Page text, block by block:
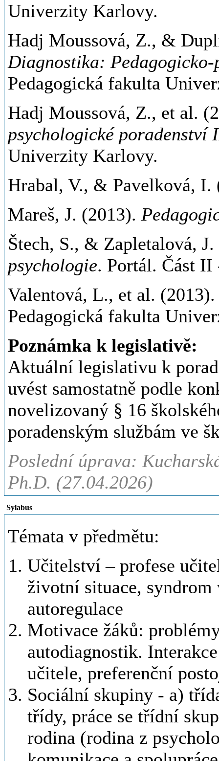
Univerzity Karlovy.
Hadj Moussová, Z., &
Diagnostika:
Pedagogická fakulta
Hadj Moussová, Z., et al.
psychologické poradenství
Univerzity Karlovy.
Hrabal, V., & Pavelková,
Mareš, J. (2013).
Štech, S., & Zapletalová,
psychologie. Portál. Část
Valentová, L., et al.
Pedagogická fakulta
Poznámka k legislativě:
Aktuální legislativu k
uvést samostatně podle
novelizovaný § 16
poradenským službám ve
Poslední úprava:
Ph.D. (27.04.2026)
Sylabus
Témata v předmětu:
Učitelství – profese
životní situace,
autoregulace
Motivace žáků:
autodiagnostik.
učitele, preferenční
Sociální skupiny - a)
třídy, práce se třídní
rodina (rodina z